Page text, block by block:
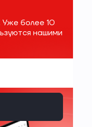
Уже более 10
нашими